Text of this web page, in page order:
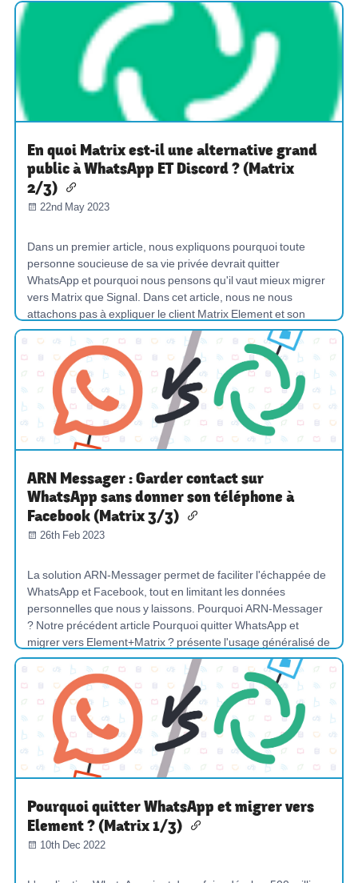
COMPRÉHENSION CUBERSÉCURITÉ
En quoi Matrix est-il une alternative grand
public à WhatsApp ET Discord ? (Matrix
2/3)
22nd May 2023
Dans un premier article, nous expliquons pourquoi toute
personne soucieuse de sa vie privée devrait quitter
WhatsApp et pourquoi nous pensons qu'il vaut mieux migrer
vers Matrix que Signal. Dans cet article, nous ne nous
attachons pas à expliquer le client Matrix Element et son
utilisation, de...
CHAT
MAITRISER-NOS-OUTILS
PROMOUVOIR-LES-COMMUNS
DÉCENTRALISER
ARN Messager : Garder contact sur
WhatsApp sans donner son téléphone à
Facebook (Matrix 3/3)
26th Feb 2023
La solution ARN-Messager permet de faciliter l'échappée de
WhatsApp et Facebook, tout en limitant les données
personnelles que nous y laissons. Pourquoi ARN-Messager
? Notre précédent article Pourquoi quitter WhatsApp et
migrer vers Element+Matrix ? présente l'usage généralisé de
WhatsAp...
CHAT
MAITRISER-NOS-OUTILS
PROMOUVOIR-LES-COMMUNS
DÉCENTRALISER
Pourquoi quitter WhatsApp et migrer vers
Element ? (Matrix 1/3)
10th Dec 2022